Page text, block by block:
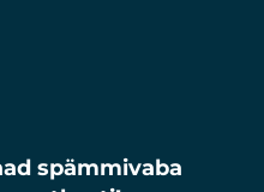
spämmivaba